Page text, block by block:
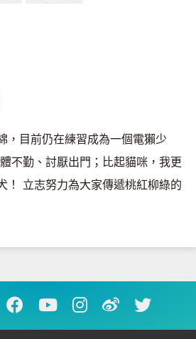
，目前仍在練習成為一個電獺少
不勤、討厭出門；比起貓咪，我更
！ 立志努力為大家傳遞桃紅柳綠的